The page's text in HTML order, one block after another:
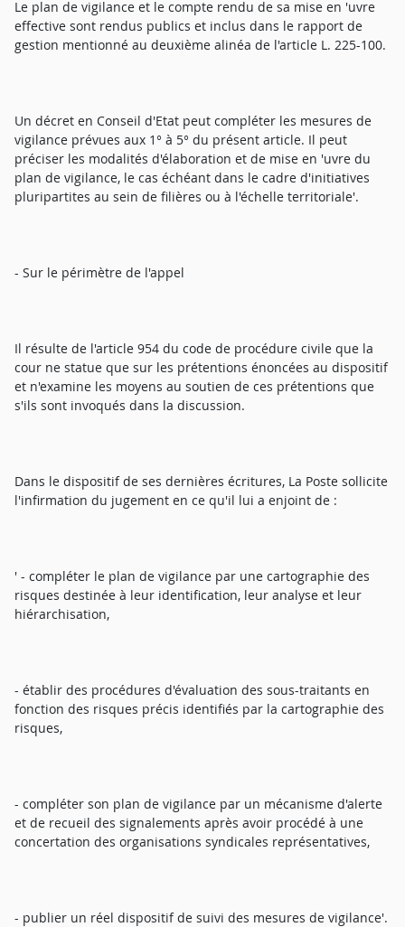
Le plan de vigilance et le compte rendu de sa mise en 'uvre
effective sont rendus publics et inclus dans le rapport de
gestion mentionné au deuxième alinéa de l'article L. 225-100.
Un décret en Conseil d'Etat peut compléter les mesures de
vigilance prévues aux 1° à 5° du présent article. Il peut
préciser les modalités d'élaboration et de mise en 'uvre du
plan de vigilance, le cas échéant dans le cadre d'initiatives
pluripartites au sein de filières ou à l'échelle territoriale'.
- Sur le périmètre de l'appel
Il résulte de l'article 954 du code de procédure civile que la
cour ne statue que sur les prétentions énoncées au dispositif
et n'examine les moyens au soutien de ces prétentions que
s'ils sont invoqués dans la discussion.
Dans le dispositif de ses dernières écritures, La Poste sollicite
l'infirmation du jugement en ce qu'il lui a enjoint de :
' - compléter le plan de vigilance par une cartographie des
risques destinée à leur identification, leur analyse et leur
hiérarchisation,
- établir des procédures d'évaluation des sous-traitants en
fonction des risques précis identifiés par la cartographie des
risques,
- compléter son plan de vigilance par un mécanisme d'alerte
et de recueil des signalements après avoir procédé à une
concertation des organisations syndicales représentatives,
- publier un réel dispositif de suivi des mesures de vigilance'.